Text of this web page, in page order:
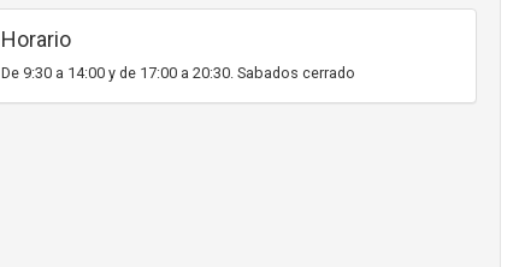
Horario
De 9:30 a 14:00 y de 17:00 a 20:30. Sabados cerrado